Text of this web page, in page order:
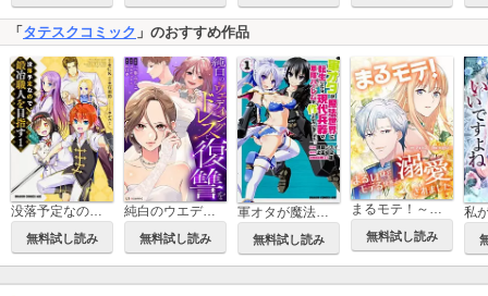
「 タテスクコミック 」のおすすめ作品
没落予定なので、鍛冶職人を目指す【タテスク】
無料試し読み
純白のウエディングドレスで復讐を【タテスク】
無料試し読み
軍オタが魔法世界に転生したら、現代兵器で軍隊ハーレムを作っちゃいました!?【タテスク】
無料試し読み
まるモテ！～まるいほどモテる世界で溺愛されました～【タテスク】
無料試し読み